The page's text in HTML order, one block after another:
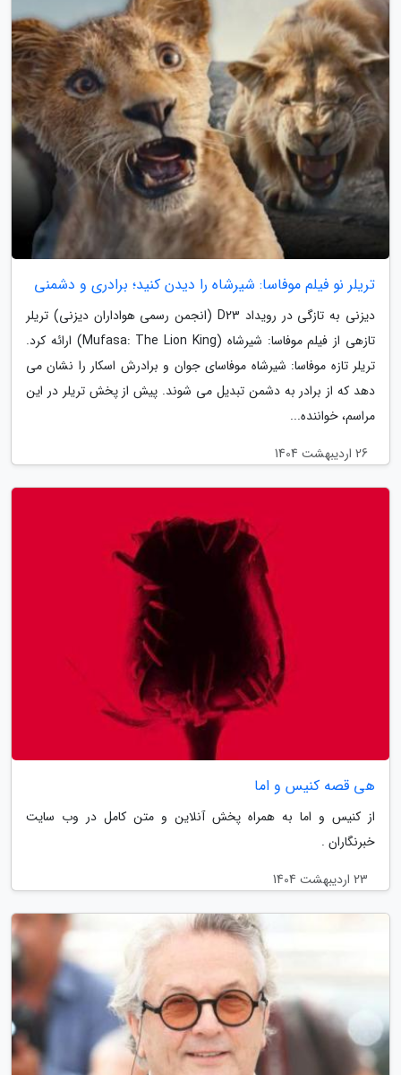
تریلر نو فیلم موفاسا: شیرشاه را دیدن کنید؛ برادری و دشمنی
دیزنی به تازگی در رویداد D23 (انجمن رسمی هواداران دیزنی) تریلر
تازهی از فیلم موفاسا: شیرشاه (Mufasa: The Lion King) ارائه کرد.
تریلر تازه موفاسا: شیرشاه موفاسای جوان و برادرش اسکار را نشان می
دهد که از برادر به دشمن تبدیل می شوند. پیش از پخش تریلر در این
مراسم، خواننده...
26 اردیبهشت 1404
هی قصه کنیس و اما
از کنیس و اما به همراه پخش آنلاین و متن کامل در وب سایت
خبرنگاران .
23 اردیبهشت 1404